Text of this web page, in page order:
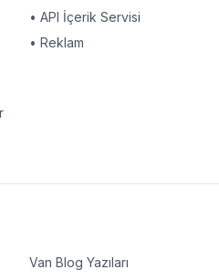
• API İçerik Servisi
• Reklam
Van Blog Yazıları